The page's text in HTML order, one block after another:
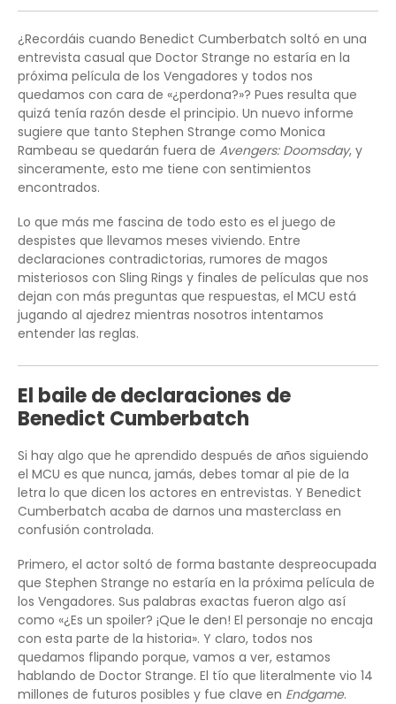
¿Recordáis cuando Benedict Cumberbatch soltó en una
entrevista casual que Doctor Strange no estaría en la
próxima película de los Vengadores y todos nos
quedamos con cara de «¿perdona?»? Pues resulta que
quizá tenía razón desde el principio. Un nuevo informe
sugiere que tanto Stephen Strange como Monica
Rambeau se quedarán fuera de Avengers: Doomsday, y
sinceramente, esto me tiene con sentimientos
encontrados.
Lo que más me fascina de todo esto es el juego de
despistes que llevamos meses viviendo. Entre
declaraciones contradictorias, rumores de magos
misteriosos con Sling Rings y finales de películas que nos
dejan con más preguntas que respuestas, el MCU está
jugando al ajedrez mientras nosotros intentamos
entender las reglas.
El baile de declaraciones de
Benedict Cumberbatch
Si hay algo que he aprendido después de años siguiendo
el MCU es que nunca, jamás, debes tomar al pie de la
letra lo que dicen los actores en entrevistas. Y Benedict
Cumberbatch acaba de darnos una masterclass en
confusión controlada.
Primero, el actor soltó de forma bastante despreocupada
que Stephen Strange no estaría en la próxima película de
los Vengadores. Sus palabras exactas fueron algo así
como «¿Es un spoiler? ¡Que le den! El personaje no encaja
con esta parte de la historia». Y claro, todos nos
quedamos flipando porque, vamos a ver, estamos
hablando de Doctor Strange. El tío que literalmente vio 14
millones de futuros posibles y fue clave en Endgame.